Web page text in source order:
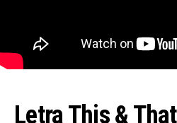
Letra This &